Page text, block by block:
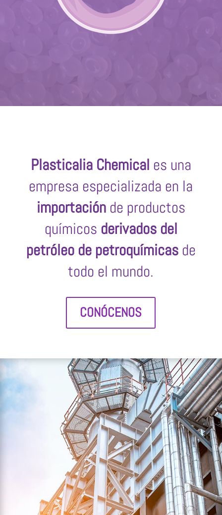
Plasticalia Chemical es una
empresa especializada en la
importaciónde productos
químicos derivados del
petróleo de petroquímicasde
todo el mundo.
CONÓCENOS